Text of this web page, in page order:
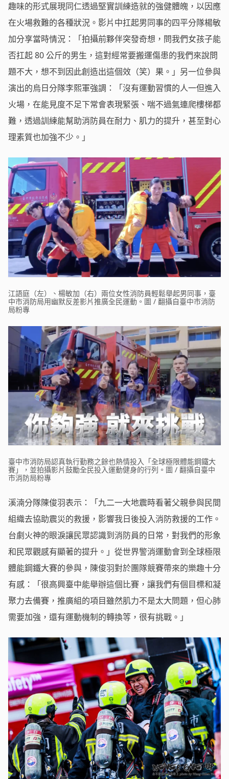
趣味的形式展現同仁透過堅實訓練造就的強健體魄，以因應
在火場救難的各種狀況。影片中扛起男同事的四平分隊楊敏
加分享當時情況：「拍攝前夥伴突發奇想，問我們女孩子能
否扛起 80 公斤的男生，這對經常要搬運傷患的我們來說問
題不大，想不到因此創造出這個效（笑）果。」另一位參與
演出的烏日分隊李熙軍強調：「沒有運動習慣的人一但進入
火場，在能見度不足下常會表現緊張、喘不過氣連爬樓梯都
難，透過訓練能幫助消防員在耐力、肌力的提升，甚至對心
理素質也加強不少。」
江語庭（左）、楊敏加（右）兩位女性消防員輕鬆舉起男同事，臺
中市消防局用幽默反差影片推廣全民運動。圖 / 翻攝自臺中市消防
局粉專
臺中市消防局認真執行勤務之餘也熱情投入「全球極限體能鋼鐵大
賽」，並拍攝影片鼓勵全民投入運動健身的行列。圖 / 翻攝自臺中
市消防局粉專
溪湳分隊陳俊羽表示：「九二一大地震時看著父親參與民間
組織去協助震災的救援，影響我日後投入消防救援的工作。
台劇火神的眼淚讓民眾認識到消防員的日常，對我們的形象
和民眾觀感有顯著的提升。」從世界警消運動會到全球極限
體能鋼鐵大賽的參與，陳俊羽對於團隊競賽帶來的樂趣十分
有感：「很高興臺中能舉辦這個比賽，讓我們有個目標和凝
聚力去備賽，推廣組的項目雖然肌力不是太大問題，但心肺
需要加強，還有運動機制的轉換等，很有挑戰。」